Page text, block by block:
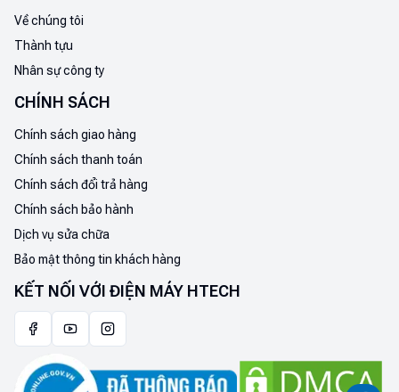
Về chúng tôi
Thành tựu
Nhân sự công ty
CHÍNH SÁCH
Chính sách giao hàng
Chính sách thanh toán
Chính sách đổi trả hàng
Chính sách bảo hành
Dịch vụ sửa chữa
Bảo mật thông tin khách hàng
KẾT NỐI VỚI ĐIỆN MÁY HTECH